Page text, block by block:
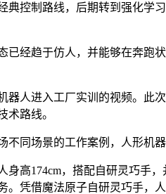
典控制路线，后期转到强化学
已经趋于仿人，并能够在奔
器人进入工厂实训的视频。
术路线。
不同场景的工作案例，人形机
身高174cm，搭配自研灵巧手
凭借魔法原子自研灵巧手，